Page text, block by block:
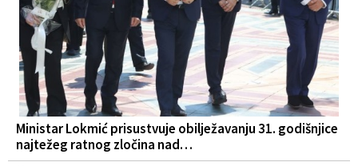
Ministar Lokmić prisustvuje obilježavanju 31. godišnjice
najtežeg ratnog zločina nad…